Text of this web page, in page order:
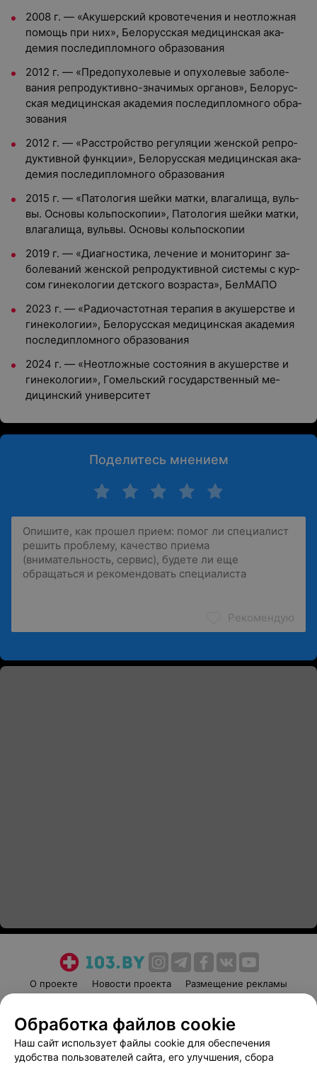
2008 г. — «Аку­шер­ский кро­воте­чения и не­от­ложная
по­мощь при них», Бе­лорус­ская ме­дицин­ская ака­
демия пос­ле­дип­ломно­го об­ра­зова­ния
2012 г. — «Пре­допу­холе­вые и опу­холе­вые за­боле­
вания реп­ро­дук­тивно-зна­чимых ор­га­нов», Бе­лорус­
ская ме­дицин­ская ака­демия пос­ле­дип­ломно­го об­ра­
зова­ния
2012 г. — «Расс­трой­ство ре­гуля­ции жен­ской реп­ро­
дук­тивной фун­кции», Бе­лорус­ская ме­дицин­ская ака­
демия пос­ле­дип­ломно­го об­ра­зова­ния
2015 г. — «Па­толо­гия шей­ки мат­ки, вла­гали­ща, вуль­
вы. Ос­но­вы коль­пос­ко­пии», Па­толо­гия шей­ки мат­ки,
вла­гали­ща, вуль­вы. Ос­но­вы коль­пос­ко­пии
2019 г. — «Ди­аг­ности­ка, ле­чение и мо­нито­ринг за­
боле­ваний жен­ской реп­ро­дук­тивной сис­те­мы с кур­
сом ги­неко­логии дет­ско­го воз­раста», БелМАПО
2023 г. — «Ра­ди­очас­тотная те­рапия в аку­шерс­тве и
ги­неко­логии», Бе­лорус­ская ме­дицин­ская ака­демия
пос­ле­дип­ломно­го об­ра­зова­ния
2024 г. — «Не­от­ложные сос­то­яния в аку­шерс­тве и
ги­неко­логии», Го­мель­ский го­сударс­твен­ный ме­
дицин­ский уни­вер­си­тет
Поделитесь мнением
Рекомендую
О проекте Новости проекта
Размещение рекламы
Пользовательское соглашение
Способы оплаты
Вакансии
Партнеры
Обработка файлов cookie
Наш сайт использует файлы cookie для обеспечения
удобства пользователей сайта, его улучшения, сбора